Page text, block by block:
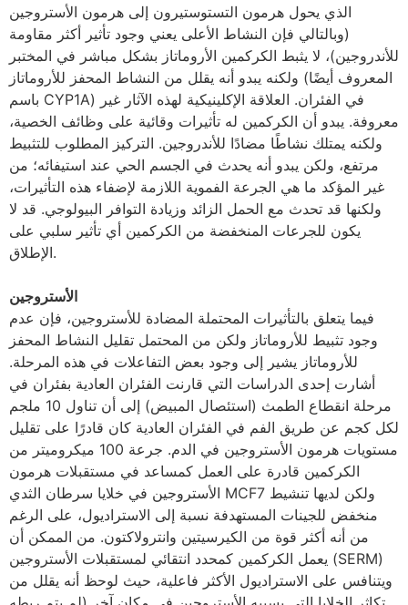
الذي يحول هرمون التستوستيرون إلى هرمون الأستروجين
(وبالتالي فإن النشاط الأعلى يعني وجود تأثير أكثر مقاومة
للأندروجين)، لا يثبط الكركمين الأروماتاز​ بشكل مباشر ​في المختبر
ولكنه يبدو أنه يقلل من النشاط المحفز للأروماتاز ​​(المعروف أيضًا
باسم CYP1A) في الفئران. العلاقة الإكلينيكية لهذه الآثار غير
معروفة. يبدو أن الكركمين له تأثيرات وقائية على وظائف الخصية،
ولكنه يمتلك نشاطًا مضادًا للأندروجين. التركيز المطلوب للتثبيط
مرتفع، ولكن يبدو أنه يحدث في الجسم الحي عند استيفائه؛ من
غير المؤكد ما هي الجرعة الفموية اللازمة لإضفاء هذه التأثيرات،
ولكنها قد تحدث مع الحمل الزائد وزيادة التوافر البيولوجي. قد لا
يكون للجرعات المنخفضة من الكركمين أي تأثير سلبي على
الإطلاق.
الأستروجين
فيما يتعلق بالتأثيرات المحتملة المضادة للأستروجين، فإن عدم
وجود تثبيط للأروماتاز ولكن من المحتمل تقليل النشاط المحفز
للأروماتاز ​​يشير إلى وجود بعض التفاعلات في هذه المرحلة.
أشارت إحدى الدراسات التي قارنت الفئران العادية بفئران في
مرحلة انقطاع الطمث (استئصال المبيض) إلى أن تناول 10 ملجم
لكل كجم عن طريق الفم في الفئران العادية كان قادرًا على تقليل
مستويات هرمون الأستروجين في الدم. جرعة 100 ميكروميتر من
الكركمين قادرة على العمل كمساعد في مستقبلات هرمون
الأستروجين في خلايا سرطان الثدي MCF7 ولكن لديها تنشيط
منخفض للجينات المستهدفة نسبة إلى الاستراديول، على الرغم
من أنه أكثر قوة من الكيرسيتين وانترولاكتون. من الممكن أن
يعمل الكركمين كمحدد انتقائي لمستقبلات الأستروجين (SERM)
ويتنافس على الاستراديول الأكثر فاعلية، حيث لوحظ أنه يقلل من